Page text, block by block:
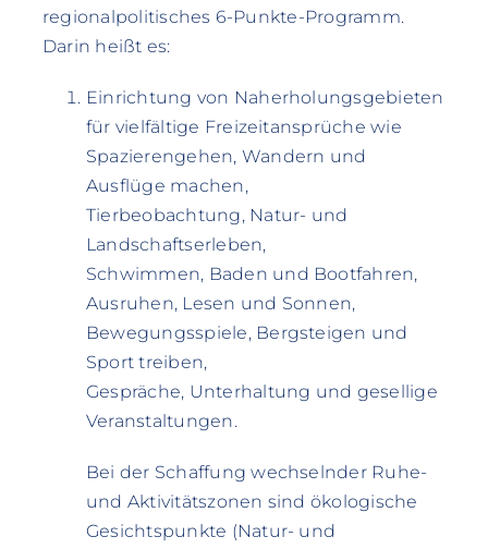
regionalpolitisches 6-Punkte-Programm.
Darin heißt es:
Einrichtung von Naherholungsgebieten
für vielfältige Freizeitansprüche wie
Spazierengehen, Wandern und
Ausflüge machen,
Tierbeobachtung, Natur- und
Landschaftserleben,
Schwimmen, Baden und Bootfahren,
Ausruhen, Lesen und Sonnen,
Bewegungsspiele, Bergsteigen und
Sport treiben,
Gespräche, Unterhaltung und gesellige
Veranstaltungen.
Bei der Schaffung wechselnder Ruhe-
und Aktivitätszonen sind ökologische
Gesichtspunkte (Natur- und